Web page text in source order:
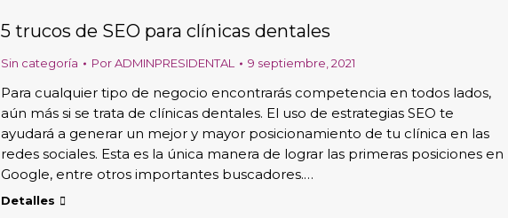
5 trucos de SEO para clínicas dentales
Sin categoría PorADMINPRESIDENTAL 9 septiembre, 2021
Para cualquier tipo de negocio encontrarás competencia en todos lados,
aún más si se trata de clínicas dentales. El uso de estrategias SEO te
ayudará a generar un mejor y mayor posicionamiento de tu clínica en las
redes sociales. Esta es la única manera de lograr las primeras posiciones en
Google, entre otros importantes buscadores.…
Detalles